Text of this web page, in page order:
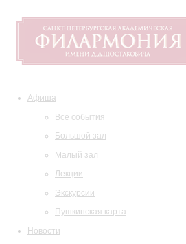
Афиша
Все события
Большой зал
Малый зал
Лекции
Экскурсии
Пушкинская карта
Новости